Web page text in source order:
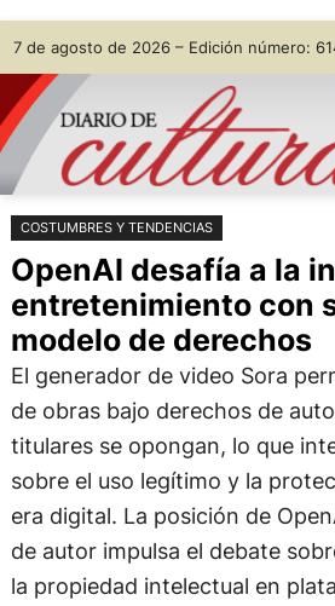
Saltar
al
contenido
Skip
to
content
7 de agosto de 2026 – Edición número:
COSTUMBRES Y TENDENCIAS
OpenAI desafía a la
entretenimiento con
modelo de derechos
El generador de video Sora
de obras bajo derechos de
titulares se opongan, lo que
sobre el uso legítimo y la
era digital. La posición de
de autor impulsa el debate
la propiedad intelectual en